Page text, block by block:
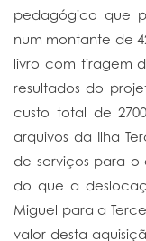
pedagógico que
num montante de
livro com tiragem
resultados do
custo total de
arquivos da Ilha
de serviços para o
do que a
Miguel para a
valor desta